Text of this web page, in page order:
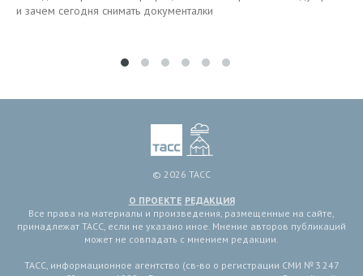
и зачем сегодня снимать документалки
© 2026 ТАСС
О ПРОЕКТЕ РЕДАКЦИЯ
Все права на материалы и произведения, размещенные на сайте,
принадлежат ТАСС, если не указано иное. Мнение авторов публикаций
может не совпадать с мнением редакции.
ТАСС, информационное агентство (св-во о регистрации СМИ № 3 247